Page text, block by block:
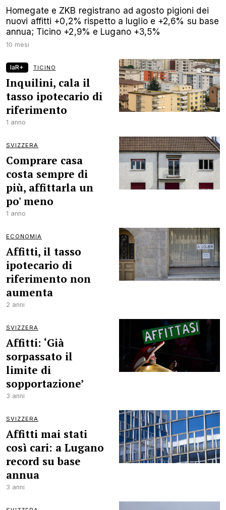
Homegate e ZKB registrano ad agosto pigioni dei
nuovi affitti +0,2% rispetto a luglio e +2,6% su base
annua; Ticino +2,9% e Lugano +3,5%
10 mesi
laR+ TICINO
Inquilini, cala il
tasso ipotecario di
riferimento
1 anno
SVIZZERA
Comprare casa
costa sempre di
più, affittarla un
po' meno
1 anno
ECONOMIA
Affitti, il tasso
ipotecario di
riferimento non
aumenta
2 anni
SVIZZERA
Affitti: ‘Già
sorpassato il
limite di
sopportazione’
3 anni
SVIZZERA
Affitti mai stati
così cari: a Lugano
record su base
annua
3 anni